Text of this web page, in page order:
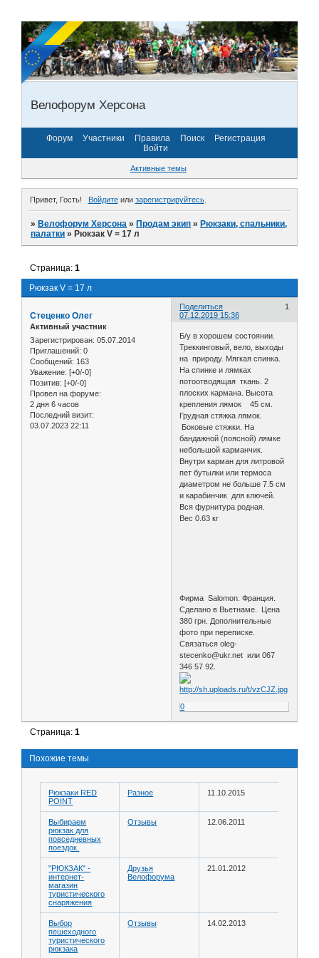
Велофорум Херсона
Форум Участники Правила Поиск
Регистрация
Войти
Активные темы
Привет, Гость! Войдитеили зарегистрируйтесь.
»Велофорум Херсона »Продам экип »Рюкзаки, спальники,
палатки »Рюкзак V = 17 л
Рюкзак V = 17 л
Страница:1
Поделиться
1
07.12.2019 15:36
Стеценко Олег
Активный участник
Зарегистрирован: 05.07.2014
Приглашений: 0
Сообщений: 163
Уважение: [+0/-0]
Позитив: [+0/-0]
Провел на форуме:
2 дня 6 часов
Последний визит:
03.07.2023 22:11
Б/у в хорошем состоянии.
Треккинговый, вело, выходы
на природу. Мягкая спинка.
На спинке и лямках
потоотводящая ткань. 2
плоских кармана. Высота
крепления лямок 45 см.
Грудная стяжка лямок.
Боковые стяжки. На
бандажной (поясной) лямке
небольшой карманчик.
Внутри карман для литровой
пет бутылки или термоса
диаметром не больше 7.5 см
и карабинчик для ключей.
Вся фурнитура родная.
Вес 0.63 кг
Фирма Salomon. Франция.
Сделано в Вьетнаме. Цена
380 грн. Дополнительные
фото при переписке.
Связаться oleg-
stecenko@ukr.net или 067
346 57 92.
0
Страница:1
Похожие темы
Рюкзаки RED
POINT
Разное 11.10.2015
Выбираем
рюкзак для
повседневных
поездок.
Отзывы 12.06.2011
"РЮКЗАК" -
интернет-
магазин
туристического
снаряжения
Друзья
Велофорума
21.01.2012
Выбор
пешеходного
туристического
рюкзака
Отзывы 14.02.2013